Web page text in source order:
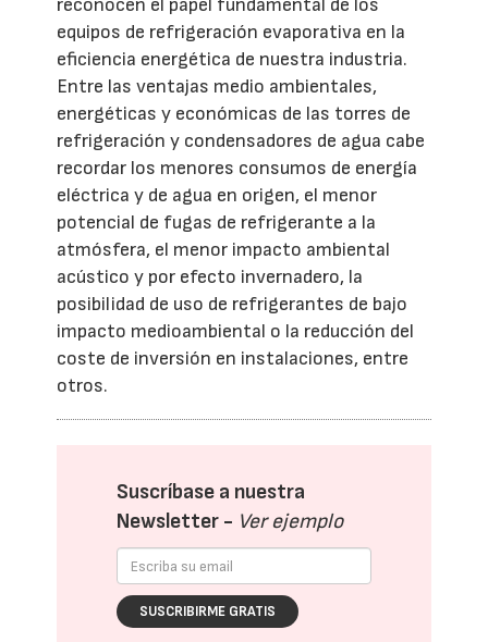
reconocen el papel fundamental de los
equipos de refrigeración evaporativa en la
eficiencia energética de nuestra industria.
Entre las ventajas medio ambientales,
energéticas y económicas de las torres de
refrigeración y condensadores de agua cabe
recordar los menores consumos de energía
eléctrica y de agua en origen, el menor
potencial de fugas de refrigerante a la
atmósfera, el menor impacto ambiental
acústico y por efecto invernadero, la
posibilidad de uso de refrigerantes de bajo
impacto medioambiental o la reducción del
coste de inversión en instalaciones, entre
otros.
Suscríbase a nuestra
Newsletter - Ver ejemplo
SUSCRIBIRME GRATIS